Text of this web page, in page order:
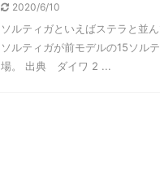
2020/6/10
ソルティガといえばステラと並
ソルティガが前モデルの15ソル
場。 出典 ダイワ 2 ...